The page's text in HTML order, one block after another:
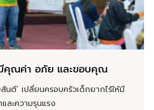
คุณค่า อภัย และขอบคุณ
นต์’ เปลี่ยนครอบครัวเด็กยากไร้ให้มี
ะความรุนแรง